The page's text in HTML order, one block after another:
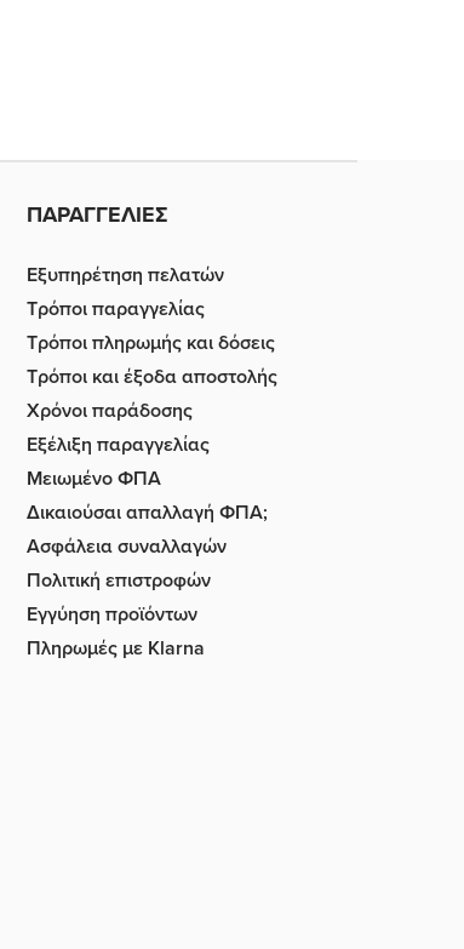
ΠΑΡΑΓΓΕΛΙΕΣ
Εξυπηρέτηση πελατών
Τρόποι παραγγελίας
Τρόποι πληρωμής και δόσεις
Τρόποι και έξοδα αποστολής
Χρόνοι παράδοσης
Εξέλιξη παραγγελίας
Μειωμένο ΦΠΑ
Δικαιούσαι απαλλαγή ΦΠΑ;
Ασφάλεια συναλλαγών
Πολιτική επιστροφών
Εγγύηση προϊόντων
Πληρωμές με Klarna